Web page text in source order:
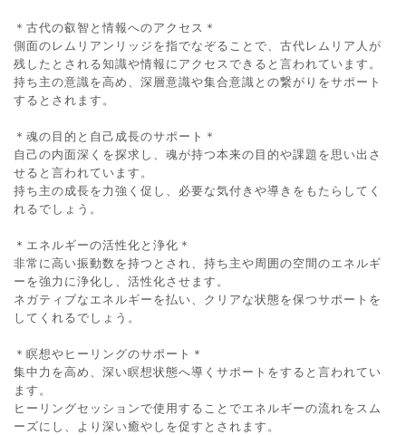
＊古代の叡智と情報へのアクセス＊
側面のレムリアンリッジを指でなぞることで、古代レムリア人が
残したとされる知識や情報にアクセスできると言われています。
持ち主の意識を高め、深層意識や集合意識との繋がりをサポート
するとされます。
＊魂の目的と自己成長のサポート＊
自己の内面深くを探求し、魂が持つ本来の目的や課題を思い出さ
せると言われています。
持ち主の成長を力強く促し、必要な気付きや導きをもたらしてく
れるでしょう。
＊エネルギーの活性化と浄化＊
非常に高い振動数を持つとされ、持ち主や周囲の空間のエネルギ
ーを強力に浄化し、活性化させます。
ネガティブなエネルギーを払い、クリアな状態を保つサポートを
してくれるでしょう。
＊瞑想やヒーリングのサポート＊
集中力を高め、深い瞑想状態へ導くサポートをすると言われてい
ます。
ヒーリングセッションで使用することでエネルギーの流れをスム
ーズにし、より深い癒やしを促すとされます。